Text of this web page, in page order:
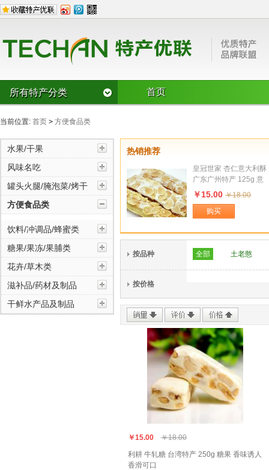
所有特产分类
双桂圆龙眼
猕猴桃
其它类水果
杏仁
榛子
核桃 瓜子
风味名吃
风味糕点/麻
烧鸡/烤鸭
锅贴/馅饼/盒
腊肉/腊肠/灌
其它风味名
鱼宴
切糕
湖南风味
广西风味
湖北风味
罐头火腿/腌泡菜/烤干
方便食品类
饮料/冲调品/蜂蜜类
糖果/果冻/果脯类
首页
当前位置: 首页 > 方便食品类
水果/干果
风味名吃
罐头火腿/腌泡菜/烤干
方便食品类
饮料/冲调品/蜂蜜类
糖果/果冻/果脯类
花卉/草木类
滋补品/药材及制品
干鲜水产品及制品
热销推荐
皇冠世家 杏仁意大利酥
广东广州特产 125g 意
大利酥 点心 酥脆 爽...
￥15.00 ￥18.00
购买
按品种 全部 土老憨
按价格
￥15.00
￥18.00
利耕 牛轧糖 台湾特产 250g 糖果 香味诱人
香滑可口